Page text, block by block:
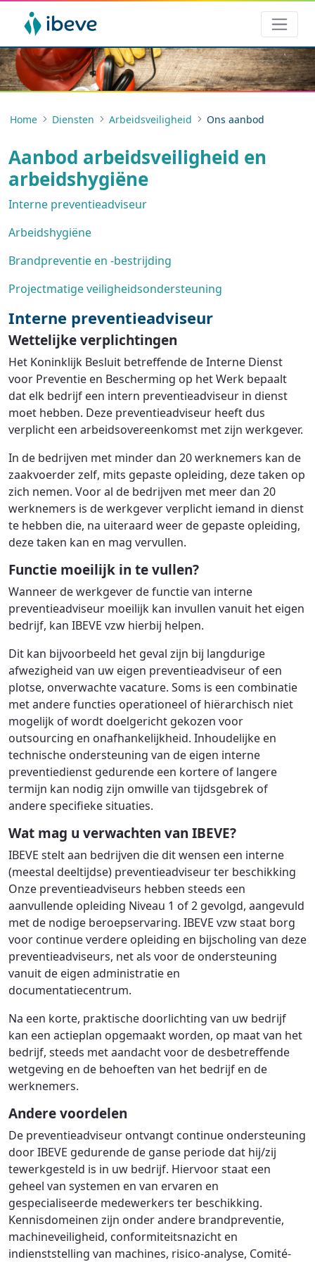
Home Diensten Arbeidsveiligheid Ons aanbod
Aanbod arbeidsveiligheid en
arbeidshygiëne
Interne preventieadviseur
Arbeidshygiëne
Brandpreventie en -bestrijding
Projectmatige veiligheidsondersteuning
Interne preventieadviseur
Wettelijke verplichtingen
Het Koninklijk Besluit betreffende de Interne Dienst
voor Preventie en Bescherming op het Werk bepaalt
dat elk bedrijf een intern preventieadviseur in dienst
moet hebben. Deze preventieadviseur heeft dus
verplicht een arbeidsovereenkomst met zijn werkgever.
In de bedrijven met minder dan 20 werknemers kan de
zaakvoerder zelf, mits gepaste opleiding, deze taken op
zich nemen. Voor al de bedrijven met meer dan 20
werknemers is de werkgever verplicht iemand in dienst
te hebben die, na uiteraard weer de gepaste opleiding,
deze taken kan en mag vervullen.
Functie moeilijk in te vullen?
Wanneer de werkgever de functie van interne
preventieadviseur moeilijk kan invullen vanuit het eigen
bedrijf, kan IBEVE vzw hierbij helpen.
Dit kan bijvoorbeeld het geval zijn bij langdurige
afwezigheid van uw eigen preventieadviseur of een
plotse, onverwachte vacature. Soms is een combinatie
met andere functies operationeel of hiërarchisch niet
mogelijk of wordt doelgericht gekozen voor
outsourcing en onafhankelijkheid. Inhoudelijke en
technische ondersteuning van de eigen interne
preventiedienst gedurende een kortere of langere
termijn kan nodig zijn omwille van tijdsgebrek of
andere specifieke situaties.
Wat mag u verwachten van IBEVE?
IBEVE stelt aan bedrijven die dit wensen een interne
(meestal deeltijdse) preventieadviseur ter beschikking
Onze preventieadviseurs hebben steeds een
aanvullende opleiding Niveau 1 of 2 gevolgd, aangevuld
met de nodige beroepservaring. IBEVE vzw staat borg
voor continue verdere opleiding en bijscholing van deze
preventieadviseurs, net als voor de ondersteuning
vanuit de eigen administratie en
documentatiecentrum.
Na een korte, praktische doorlichting van uw bedrijf
kan een actieplan opgemaakt worden, op maat van het
bedrijf, steeds met aandacht voor de desbetreffende
wetgeving en de behoeften van het bedrijf en de
werknemers.
Andere voordelen
De preventieadviseur ontvangt continue ondersteuning
door IBEVE gedurende de ganse periode dat hij/zij
tewerkgesteld is in uw bedrijf. Hiervoor staat een
geheel van systemen en van ervaren en
gespecialiseerde medewerkers ter beschikking.
Kennisdomeinen zijn onder andere brandpreventie,
machineveiligheid, conformiteitsnazicht en
indienststelling van machines, risico-analyse, Comité-